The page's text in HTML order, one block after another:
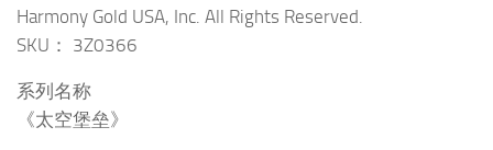
Harmony Gold USA, Inc. All Rights Reserved.
SKU： 3Z0366
系列名称
《太空堡垒》